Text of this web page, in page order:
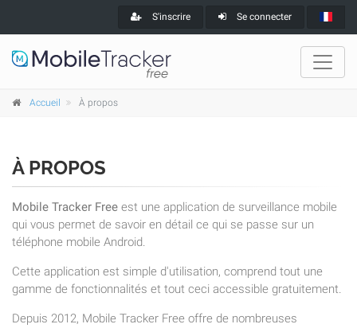
S'inscrire Se connecter
Accueil À propos
À PROPOS
Mobile Tracker Free est une application de surveillance mobile
qui vous permet de savoir en détail ce qui se passe sur un
téléphone mobile Android.
Cette application est simple d'utilisation, comprend tout une
gamme de fonctionnalités et tout ceci accessible gratuitement.
Depuis 2012, Mobile Tracker Free offre de nombreuses